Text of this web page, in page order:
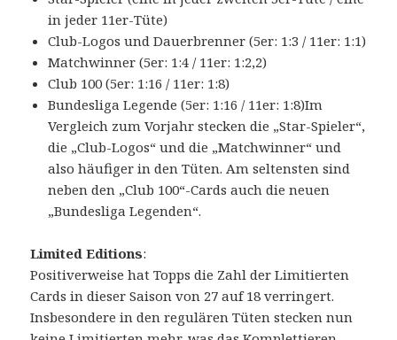
in jeder 11er-Tüte)
Club-Logos und Dauerbrenner (5er: 1:3 / 11er: 1:1)
Matchwinner (5er: 1:4 / 11er: 1:2,2)
Club 100 (5er: 1:16 / 11er: 1:8)
Bundesliga Legende (5er: 1:16 / 11er: 1:8)Im
Vergleich zum Vorjahr stecken die „Star-Spieler“,
die „Club-Logos“ und die „Matchwinner“ und
also häufiger in den Tüten. Am seltensten sind
neben den „Club 100“-Cards auch die neuen
„Bundesliga Legenden“.
Limited Editions:
Positiverweise hat Topps die Zahl der Limitierten
Cards in dieser Saison von 27 auf 18 verringert.
Insbesondere in den regulären Tüten stecken nun